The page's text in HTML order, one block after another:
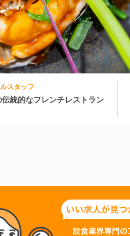
スタッフ
統的なフレンチレストラン